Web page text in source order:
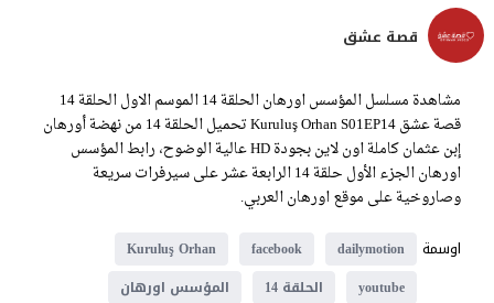
قصة عشق
مشاهدة مسلسل المؤسس اورهان الحلقة 14 الموسم الاول الحلقة 14
قصة عشق Kuruluş Orhan S01EP14 تحميل الحلقة 14 من نهضة أورهان
إبن عثمان كاملة اون لاين بجودة HD عالية الوضوح، رابط المؤسس
اورهان الجزء الأول حلقة 14 الرابعة عشر على سيرفرات سريعة
وصاروخية على موقع اورهان العربي.
اوسمة
dailymotion
facebook
Kuruluş Orhan
youtube
الحلقة 14
المؤسس اورهان